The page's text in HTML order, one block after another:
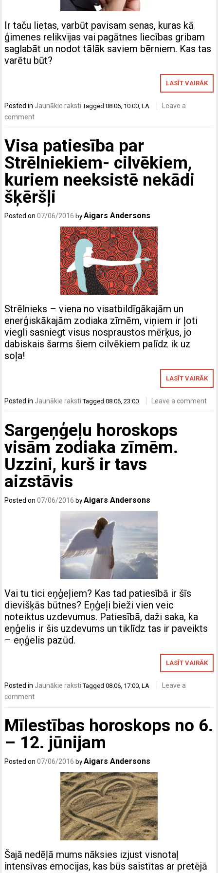
Ir taču lietas, varbūt pavisam senas, kuras kā
ģimenes relikvijas vai pagātnes liecības gribam
saglabāt un nodot tālāk saviem bērniem. Kas tas
varētu būt?
LASĪT VAIRĀK
Posted in Jaunākie raksti Tagged08.06 10:00 ,LA
Leave a
comment
Visa patiesība par
Strēlniekiem- cilvēkiem,
kuriem neeksistē nekādi
šķēršļi
Posted on07/06/2016 byAigars Andersons
Strēlnieks – viena no visatbildīgākajām un
enerģiskākajām zodiaka zīmēm, viņiem ir ļoti
viegli sasniegt visus nospraustos mērķus, jo
dabiskais šarms šiem cilvēkiem palīdz ik uz
soļa!
LASĪT VAIRĀK
Posted in Jaunākie raksti Tagged08.06,23:00 Leave a comment
Sargeņģeļu horoskops
visām zodiaka zīmēm.
Uzzini, kurš ir tavs
aizstāvis
Posted on07/06/2016 byAigars Andersons
Vai tu tici eņģeļiem? Kas tad patiesībā ir šīs
dievišķās būtnes? Eņģeļi bieži vien veic
noteiktus uzdevumus. Patiesībā, daži saka, ka
eņģelis ir šis uzdevums un tiklīdz tas ir paveikts
– eņģelis pazūd.
LASĪT VAIRĀK
Posted in Jaunākie raksti Tagged08.06 17:00 ,LA
Leave a
comment
Mīlestības horoskops no 6.
– 12. jūnijam
Posted on07/06/2016 byAigars Andersons
Šajā nedēļā mums nāksies izjust visnotaļ
intensīvas emocijas, kas būs saistītas ar pretējā